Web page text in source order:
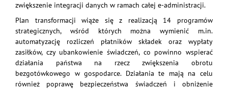
zwiększenie integracji danych w ramach całej e-administracji.
Plan transformacji wiąże się z realizacją 14 programów
strategicznych, wśród których można wymienić m.in.
automatyzację rozliczeń płatników składek oraz wypłaty
zasiłków, czy ubankowienie świadczeń, co powinno wspierać
działania państwa na rzecz zwiększenia obrotu
bezgotówkowego w gospodarce. Działania te mają na celu
również poprawę bezpieczeństwa świadczeń i obniżenie